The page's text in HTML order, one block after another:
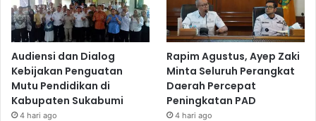
Audiensi dan Dialog
Kebijakan Penguatan
Mutu Pendidikan di
Kabupaten Sukabumi
4 hari ago
Rapim Agustus, Ayep Zaki
Minta Seluruh Perangkat
Daerah Percepat
Peningkatan PAD
4 hari ago